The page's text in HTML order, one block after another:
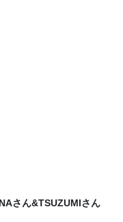
さん&TSUZUMIさん